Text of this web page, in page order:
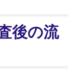
後の流